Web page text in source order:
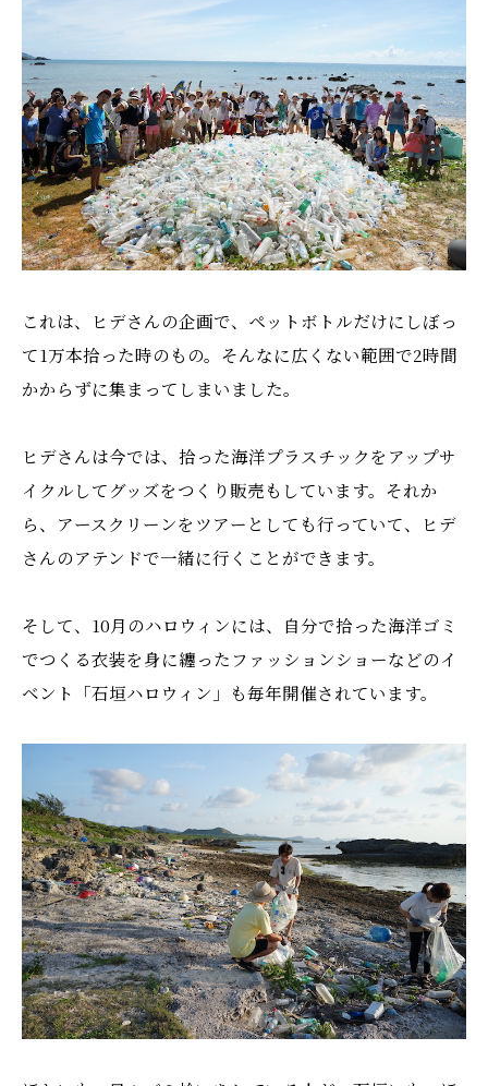
これは、ヒデさんの企画で、ペットボトルだけにしぼっ
て1万本拾った時のもの。そんなに広くない範囲で2時間
かからずに集まってしまいました。
ヒデさんは今では、拾った海洋プラスチックをアップサ
イクルしてグッズをつくり販売もしています。それか
ら、アースクリーンをツアーとしても行っていて、ヒデ
さんのアテンドで一緒に行くことができます。
そして、10月のハロウィンには、自分で拾った海洋ゴミ
でつくる衣装を身に纏ったファッションショーなどのイ
ベント「石垣ハロウィン」も毎年開催されています。